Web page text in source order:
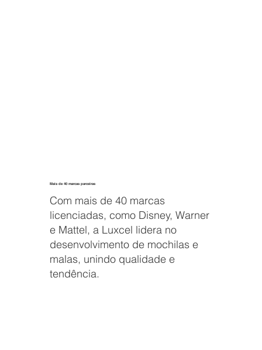
Mais de 40 marcas parceiras
Com mais de 40 marcas
licenciadas, como Disney, Warner
e Mattel, a Luxcel lidera no
desenvolvimento de mochilas e
malas, unindo qualidade e
tendência.